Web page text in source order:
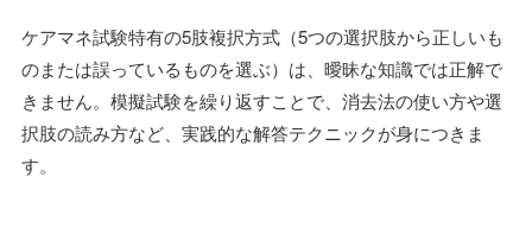
ケアマネ試験特有の5肢複択方式（5つの選択肢から正しいも
のまたは誤っているものを選ぶ）は、曖昧な知識では正解で
きません。模擬試験を繰り返すことで、消去法の使い方や選
択肢の読み方など、実践的な解答テクニックが身につきま
す。